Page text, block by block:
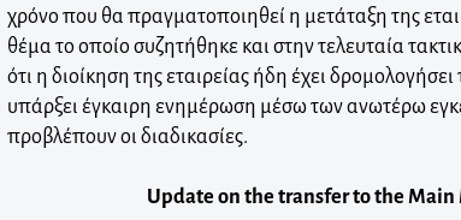
χρόνο που θα πραγματοποιηθεί η μετάταξη της
θέμα το οποίο συζητήθηκε και στην τελευταία
ότι η διοίκηση της εταιρείας ήδη έχει
υπάρξει έγκαιρη ενημέρωση μέσω των ανωτέρω
προβλέπουν οι διαδικασίες.
Update on the transfer to the Main